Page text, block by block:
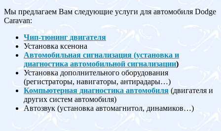
Мы предлагаем Вам следующие услуги для автомобиля Dodge
Caravan:
Чип-тюнинг двигателя
Установка ксенона
Автомобильная сигнализация (установка и
диагностика автомобильной сигнализации)
Установка дополнительного оборудования
(регистраторы, навигаторы, антирадары…)
Компьютерная диагностика автомобиля (двигателя и
других систем автомобиля)
Автозвук (установка автомагнитол, динамиков…)